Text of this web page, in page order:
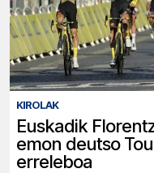
KIROLAK
Euskadik
emon deutso
erreleboa